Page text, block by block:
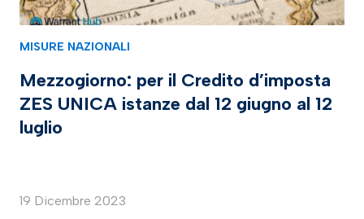
MISURE NAZIONALI
Mezzogiorno: per il Credito d’imposta
ZES UNICA istanze dal 12 giugno al 12
luglio
19 Dicembre 2023